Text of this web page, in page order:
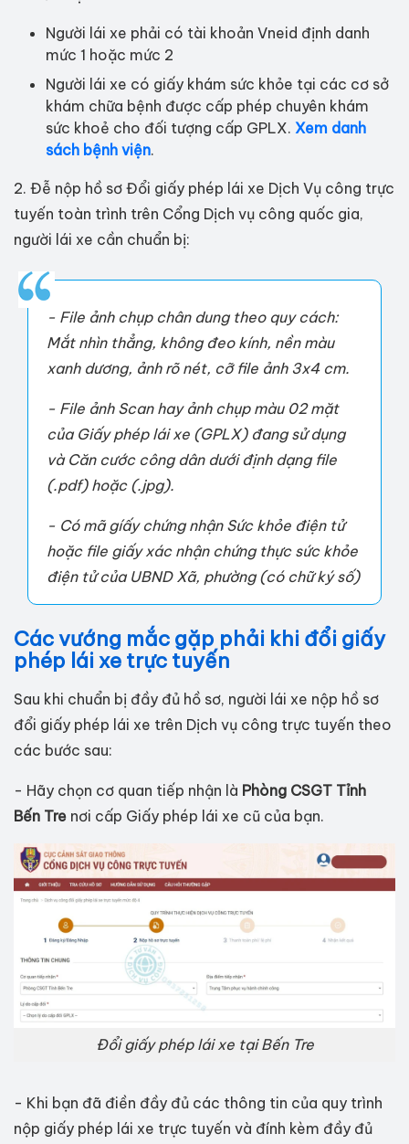
Người lái xe phải có tài khoản Vneid định danh
mức 1 hoặc mức 2
Người lái xe có giấy khám sức khỏe tại các cơ sở
khám chữa bệnh được cấp phép chuyên khám
sức khoẻ cho đối tượng cấp GPLX. Xem danh
sách bệnh viện.
2. Đễ nộp hồ sơ Đổi giấy phép lái xe Dịch Vụ công trực
tuyến toàn trình trên Cổng Dịch vụ công quốc gia,
người lái xe cần chuẩn bị:
- File ảnh chụp chân dung theo quy cách:
Mắt nhìn thẳng, không đeo kính, nền màu
xanh dương, ảnh rõ nét, cỡ file ảnh 3x4 cm.
- File ảnh Scan hay ảnh chụp màu 02 mặt
của Giấy phép lái xe (GPLX) đang sử dụng
và Căn cước công dân dưới định dạng file
(.pdf) hoặc (.jpg).
- Có mã gíấy chứng nhận Sức khỏe điện tử
hoặc file giấy xác nhận chứng thực sức khỏe
điện tử của UBND Xã, phường (có chữ ký số)
Các vướng mắc gặp phải khi đổi giấy
phép lái xe trực tuyến
Sau khi chuẩn bị đầy đủ hồ sơ, người lái xe nộp hồ sơ
đổi giấy phép lái xe trên Dịch vụ công trực tuyến theo
các bước sau:
- Hãy chọn cơ quan tiếp nhận là Phòng CSGT Tỉnh
Bến Tre nơi cấp Giấy phép lái xe cũ của bạn.
Đổi giấy phép lái xe tại Bến Tre
- Khi bạn đã điền đầy đủ các thông tin của quy trình
nộp giấy phép lái xe trực tuyến và đính kèm đầy đủ